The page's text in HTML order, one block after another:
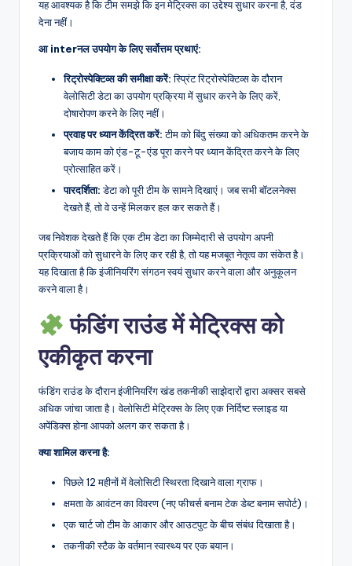
यह आवश्यक है कि टीम समझे कि इन मेट्रिक्स का उद्देश्य सुधार करना है, दंड
देना नहीं।
आ interनल उपयोग के लिए सर्वोत्तम प्रथाएं:
रिट्रोस्पेक्टिव्स की समीक्षा करें:स्प्रिंट रिट्रोस्पेक्टिव्स के दौरान
वेलोसिटी डेटा का उपयोग प्रक्रिया में सुधार करने के लिए करें,
दोषारोपण करने के लिए नहीं।
प्रवाह पर ध्यान केंद्रित करें:टीम को बिंदु संख्या को अधिकतम करने के
बजाय काम को एंड-टू-एंड पूरा करने पर ध्यान केंद्रित करने के लिए
प्रोत्साहित करें।
पारदर्शिता:डेटा को पूरी टीम के सामने दिखाएं। जब सभी बॉटलनेक्स
देखते हैं, तो वे उन्हें मिलकर हल कर सकते हैं।
जब निवेशक देखते हैं कि एक टीम डेटा का जिम्मेदारी से उपयोग अपनी
प्रक्रियाओं को सुधारने के लिए कर रही है, तो यह मजबूत नेतृत्व का संकेत है।
यह दिखाता है कि इंजीनियरिंग संगठन स्वयं सुधार करने वाला और अनुकूलन
करने वाला है।
फंडिंग राउंड में मेट्रिक्स को
एकीकृत करना
फंडिंग राउंड के दौरान इंजीनियरिंग खंड तकनीकी साझेदारों द्वारा अक्सर सबसे
अधिक जांचा जाता है। वेलोसिटी मेट्रिक्स के लिए एक निर्दिष्ट स्लाइड या
अपेंडिक्स होना आपको अलग कर सकता है।
क्या शामिल करना है:
पिछले 12 महीनों में वेलोसिटी स्थिरता दिखाने वाला ग्राफ।
क्षमता के आवंटन का विवरण (नए फीचर्स बनाम टेक डेब्ट बनाम सपोर्ट)।
एक चार्ट जो टीम के आकार और आउटपुट के बीच संबंध दिखाता है।
तकनीकी स्टैक के वर्तमान स्वास्थ्य पर एक बयान।